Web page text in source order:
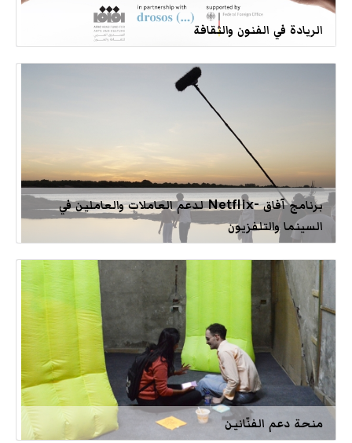
الريادة في الفنون والثقافة
برنامج آفاق -Netflix لدعم العاملات والعاملين في
السينما والتلفزيون
منحة دعم الفنّانين